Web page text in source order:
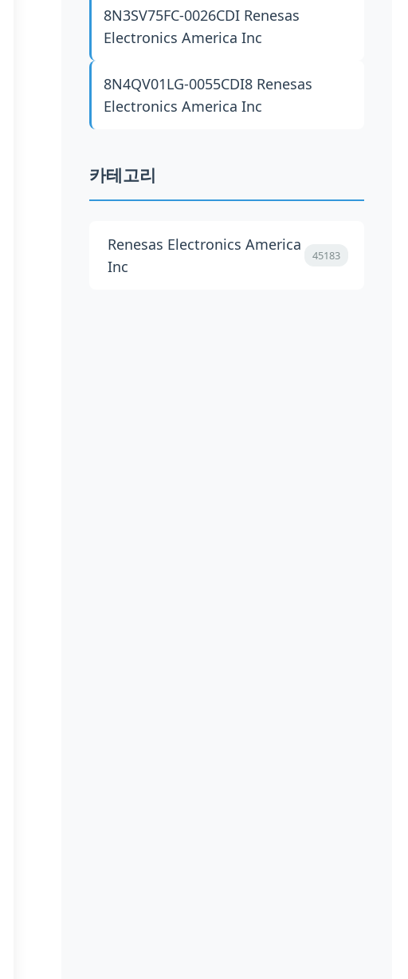
8N3SV75FC-0026CDI Renesas
Electronics America Inc
8N4QV01LG-0055CDI8 Renesas
Electronics America Inc
카테고리
Renesas Electronics America
Inc
45183